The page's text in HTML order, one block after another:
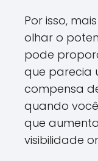
Por isso,
olhar o
pode
que parecia
compensa
quando
que
visibilidade